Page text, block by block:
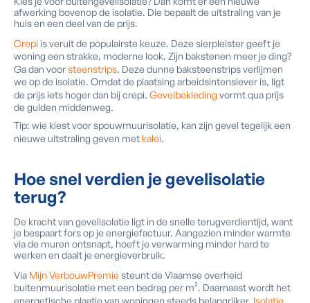
afwerking bovenop de isolatie. Die bepaalt de uitstraling van je
huis en een deel van de prijs.
Crepi is veruit de populairste keuze. Deze sierpleister geeft je
woning een strakke, moderne look. Zijn bakstenen meer je ding?
Ga dan voorsteenstrips. Deze dunne baksteenstrips verlijmen
we op de isolatie. Omdat de plaatsing arbeidsintensiever is, ligt
de prijs iets hoger dan bij crepi. Gevelbekleding vormt qua prijs
de gulden middenweg.
Tip: wie kiest voor spouwmuurisolatie, kan zijn gevel tegelijk een
nieuwe uitstraling geven met kalei.
Hoe snel verdien je gevelisolatie
terug?
De kracht van gevelisolatie ligt in de snelle terugverdientijd, want
je bespaart fors op je energiefactuur. Aangezien minder warmte
via de muren ontsnapt, hoeft je verwarming minder hard te
werken en daalt je energieverbruik.
Via Mijn VerbouwPremiesteunt de Vlaamse overheid
buitenmuurisolatie met een bedrag per m². Daarnaast wordt het
energetische plaatje van woningen steeds belangrijker. Isolatie